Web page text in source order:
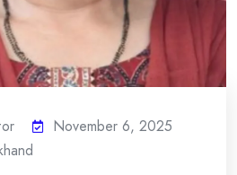
November 6, 2025